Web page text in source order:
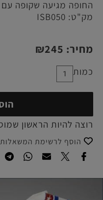
החופה מגיעה שקופה
מק"ט: ISB050
מחיר: ₪245
כמות
רוצה להיות הראשון
הוסף לרשימת המשאלות